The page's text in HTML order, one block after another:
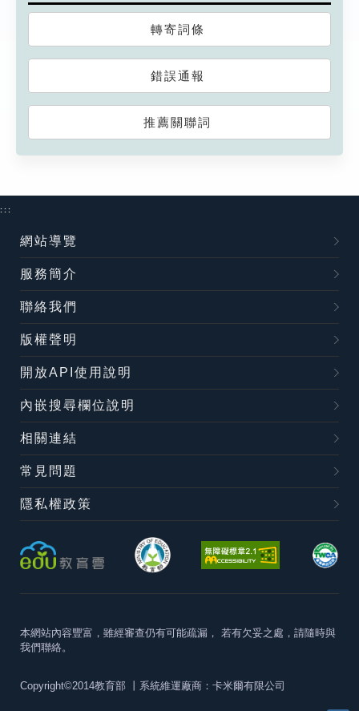
轉寄詞條
錯誤通報
推薦關聯詞
:::
網站導覽
服務簡介
聯絡我們
版權聲明
開放API使用說明
內嵌搜尋欄位說明
相關連結
常見問題
隱私權政策
本網站內容豐富，雖經審查仍有可能疏漏， 若有欠妥之處，請隨時與
我們聯絡。
Copyright©2014教育部 丨系統維運廠商：卡米爾有限公司